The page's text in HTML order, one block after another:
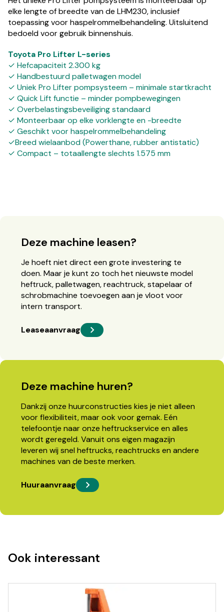
elke lengte of breedte van de LHM230, inclusief
toepassing voor haspelrommelbehandeling. Uitsluitend
bedoeld voor gebruik binnenshuis.
Toyota Pro Lifter L-series
✓ Hefcapaciteit 2.300 kg
✓ Handbestuurd palletwagen model
✓ Uniek Pro Lifter pompsysteem – minimale startkracht
✓ Quick Lift functie – minder pompbewegingen
✓ Overbelastingsbeveiliging standaard
✓ Monteerbaar op elke vorklengte en -breedte
✓ Geschikt voor haspelrommelbehandeling
✓Breed wielaanbod (Powerthane, rubber antistatic)
✓ Compact – totaallengte slechts 1.575 mm
Deze machine leasen?
Je hoeft niet direct een grote investering te
doen. Maar je kunt zo toch het nieuwste model
heftruck, palletwagen, reachtruck, stapelaar of
schrobmachine toevoegen aan je vloot voor
intern transport.
Leaseaanvraag
Deze machine huren?
Dankzij onze huurconstructies kies je niet alleen
voor flexibiliteit, maar ook voor gemak. Eén
telefoontje naar onze heftruckservice en alles
wordt geregeld. Vanuit ons eigen magazijn
leveren wij snel heftrucks, reachtrucks en andere
machines van de beste merken.
Huuraanvraag
Ook interessant